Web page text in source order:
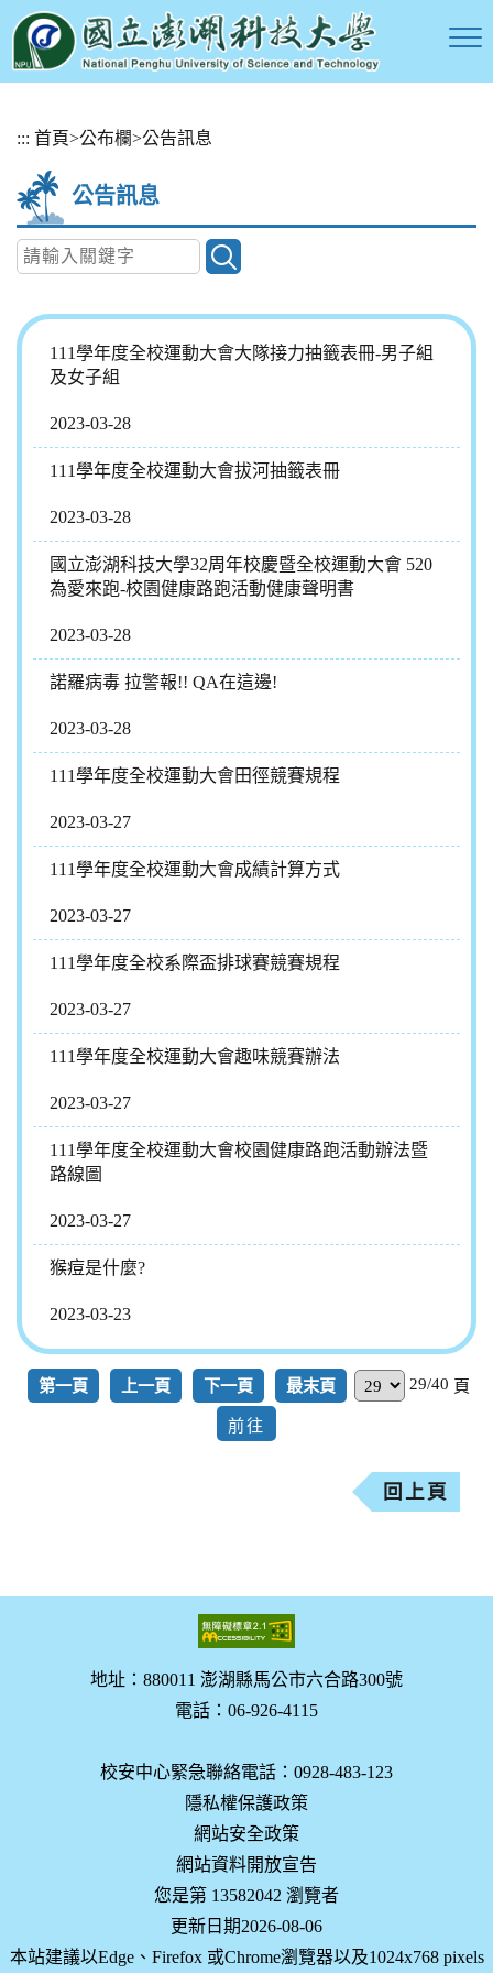
::: 首頁>公布欄>公告訊息
公告訊息
111學年度全校運動大會大隊接力抽籤表冊-男子組
及女子組
2023-03-28
111學年度全校運動大會拔河抽籤表冊
2023-03-28
國立澎湖科技大學32周年校慶暨全校運動大會 520
為愛來跑-校園健康路跑活動健康聲明書
2023-03-28
諾羅病毒 拉警報!! QA在這邊!
2023-03-28
111學年度全校運動大會田徑競賽規程
2023-03-27
111學年度全校運動大會成績計算方式
2023-03-27
111學年度全校系際盃排球賽競賽規程
2023-03-27
111學年度全校運動大會趣味競賽辦法
2023-03-27
111學年度全校運動大會校園健康路跑活動辦法暨
路線圖
2023-03-27
猴痘是什麼?
2023-03-23
第一頁 上一頁 下一頁 最末頁 29/40 頁
回上頁
地址：880011 澎湖縣馬公市六合路300號
電話：06-926-4115
校安中心緊急聯絡電話：0928-483-123
隱私權保護政策
網站安全政策
網站資料開放宣告
您是第 13582042 瀏覽者
更新日期2026-08-06
本站建議以Edge、Firefox 或Chrome瀏覽器以及1024x768 pixels